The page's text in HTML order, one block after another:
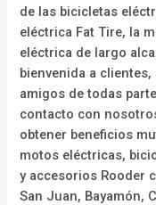
de las bicicletas
eléctrica Fat Tire, la
eléctrica de largo
bienvenida a
amigos de todas
contacto con
obtener beneficios
motos eléctricas,
y accesorios Rooder
San Juan, Bayamón,